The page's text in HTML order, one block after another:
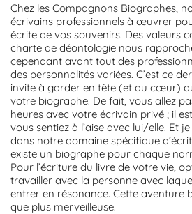
Chez les Compagnons Biographes,
écrivains professionnels à œuvrer
écrite de vos souvenirs. Des valeurs
charte de déontologie nous
cependant avant tout des
des personnalités variées. C’est ce
invite à garder en tête (et au cœur)
votre biographe. De fait, vous allez
heures avec votre écrivain privé ; il
vous sentiez à l’aise avec lui/elle. Et
dans notre domaine spécifique
existe un biographe pour chaque
Pour l’écriture du livre de votre vie,
travailler avec la personne avec
entrer en résonance. Cette aventure
que plus merveilleuse.